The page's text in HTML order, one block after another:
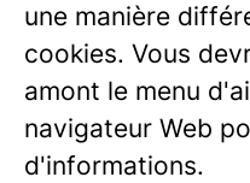
une manière
cookies. Vous
amont le menu
navigateur Web
d'informations.